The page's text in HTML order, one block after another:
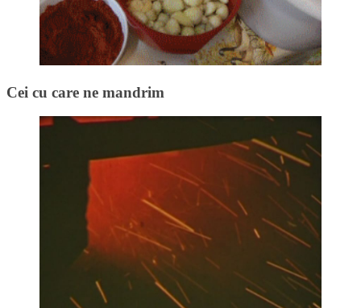
Cei cu care ne mandrim